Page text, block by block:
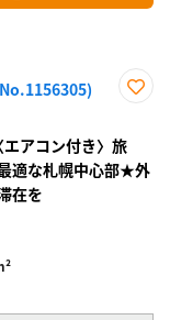
り登
録
エアコン付き〉旅
適な札幌中心部★外
在を